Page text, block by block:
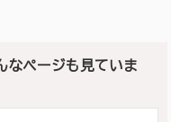
なページも見ていま